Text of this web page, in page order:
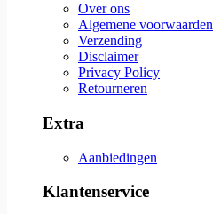
Over ons
Algemene voorwaarden
Verzending
Disclaimer
Privacy Policy
Retourneren
Extra
Aanbiedingen
Klantenservice